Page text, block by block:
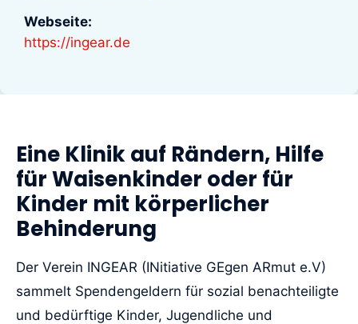
Webseite:
https://ingear.de
Eine Klinik auf Rändern, Hilfe
für Waisenkinder oder für
Kinder mit körperlicher
Behinderung
Der Verein INGEAR (INitiative GEgen ARmut e.V)
sammelt Spendengeldern für sozial benachteiligte
und bedürftige Kinder, Jugendliche und